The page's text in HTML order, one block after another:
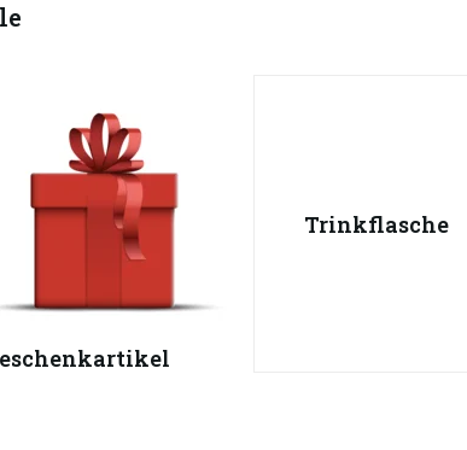
Trinkflasche